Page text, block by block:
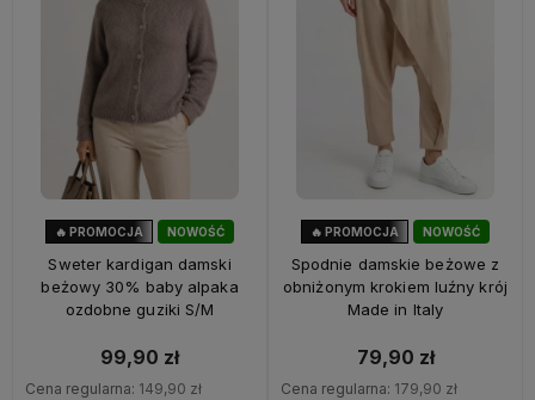
NOWOŚĆ
🔥 PROMOCJA
Sweter kardigan damski
beżowy 30% baby alpaka
ozdobne guziki S/M
99,90 zł
Cena regularna: 149,90 zł
NOWOŚĆ
🔥 PROMOCJA
Spodnie damskie beżowe z
obniżonym krokiem luźny krój
Made in Italy
79,90 zł
Cena regularna: 179,90 zł